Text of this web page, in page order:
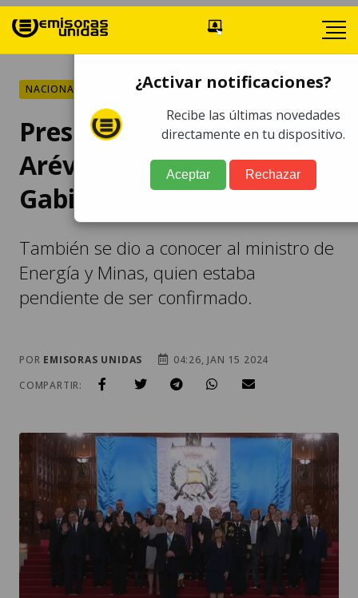
NACIONALES
Presidente Bernardo
Arévalo juramenta a su
Gabinete de Gobierno
También se dio a conocer al ministro de
Energía y Minas, quien estaba
pendiente de ser confirmado.
POR EMISORAS UNIDAS
04:26, JAN 15 2024
COMPARTIR:
¿Activar notificaciones?
Recibe las últimas novedades
directamente en tu dispositivo.
Aceptar Rechazar